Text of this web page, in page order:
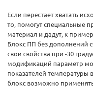
Если перестает хватать
то, помогут специальные
материал и дадут, к
Блокс ПП без дополнений
свои свойства при -30
модификаций параметр
показателей температуры
блокс возможно применять